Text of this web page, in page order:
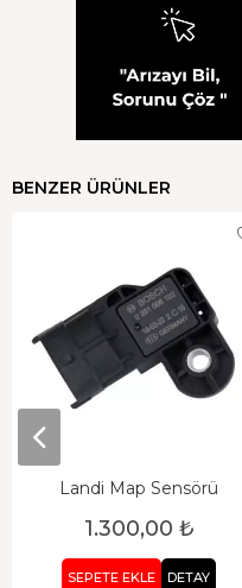
BENZER ÜRÜNLER
Landi Map Sensörü
1.300,00 ₺
SEPETE EKLE DETAY